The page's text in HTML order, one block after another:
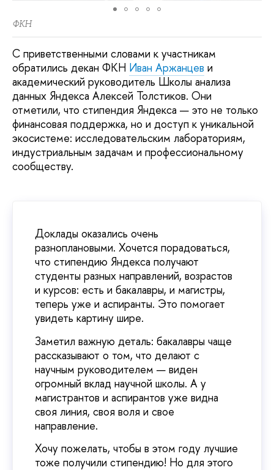
ФКН
С приветственными словами к участникам
обратились декан ФКН Иван Аржанцев и
академический руководитель Школы анализа
данных Яндекса Алексей Толстиков. Они
отметили, что стипендия Яндекса — это не только
финансовая поддержка, но и доступ к уникальной
экосистеме: исследовательским лабораториям,
индустриальным задачам и профессиональному
сообществу.
Доклады оказались очень
разноплановыми. Хочется порадоваться,
что стипендию Яндекса получают
студенты разных направлений, возрастов
и курсов: есть и бакалавры, и магистры,
теперь уже и аспиранты. Это помогает
увидеть картину шире.
Заметил важную деталь: бакалавры чаще
рассказывают о том, что делают с
научным руководителем — виден
огромный вклад научной школы. А у
магистрантов и аспирантов уже видна
своя линия, своя воля и свое
направление.
Хочу пожелать, чтобы в этом году лучшие
тоже получили стипендию! Но для этого